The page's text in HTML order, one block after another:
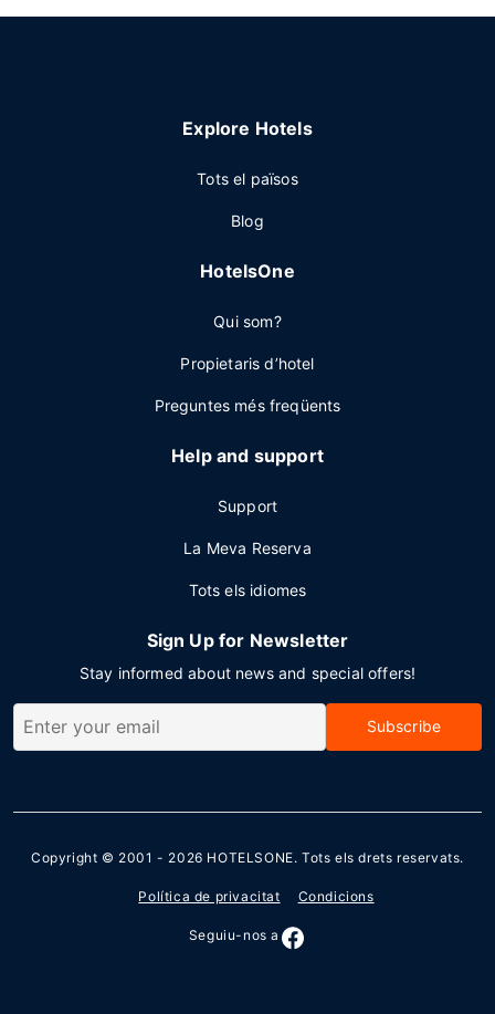
Explore Hotels
Tots el països
Blog
HotelsOne
Qui som?
Propietaris d’hotel
Preguntes més freqüents
Help and support
Support
La Meva Reserva
Tots els idiomes
Sign Up for Newsletter
Stay informed about news and special offers!
Subscribe
Copyright © 2001 - 2026 HOTELSONE. Tots els drets reservats.
Política de privacitat Condicions
Seguiu-nos a